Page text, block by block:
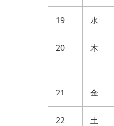
19 水
20 木
21 金
22 土